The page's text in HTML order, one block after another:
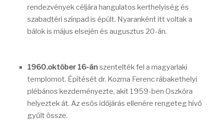
rendezvények céljára hangulatos kerthelyiség és
szabadtéri színpad is épült. Nyaranként itt voltak a
bálok is május elsején és augusztus 20-án.
1960.október 16-ánszentelték fel a magyarlaki
templomot. Építését dr. Kozma Ferenc rábakethelyi
plébános kezdeményezte, akit 1959-ben Oszkóra
helyeztek át. Az esős időjárás ellenére rengeteg hívő
gyűlt össze.